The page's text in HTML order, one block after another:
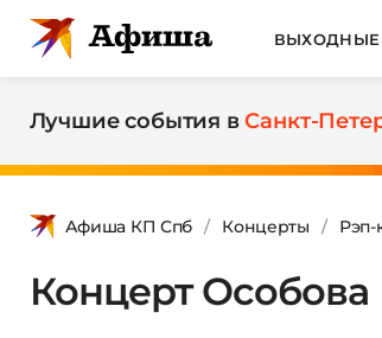
ВЫХОДНЫЕ
Лучшие события вСанкт-
Афиша КП Спб Концерты Рэп-
Концерт Особова